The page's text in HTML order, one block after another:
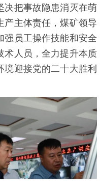
决把事故隐患消灭在萌
产主体责任，煤矿领导
强员工操作技能和安全
术人员，全力提升本质
迎接党的二十大胜利